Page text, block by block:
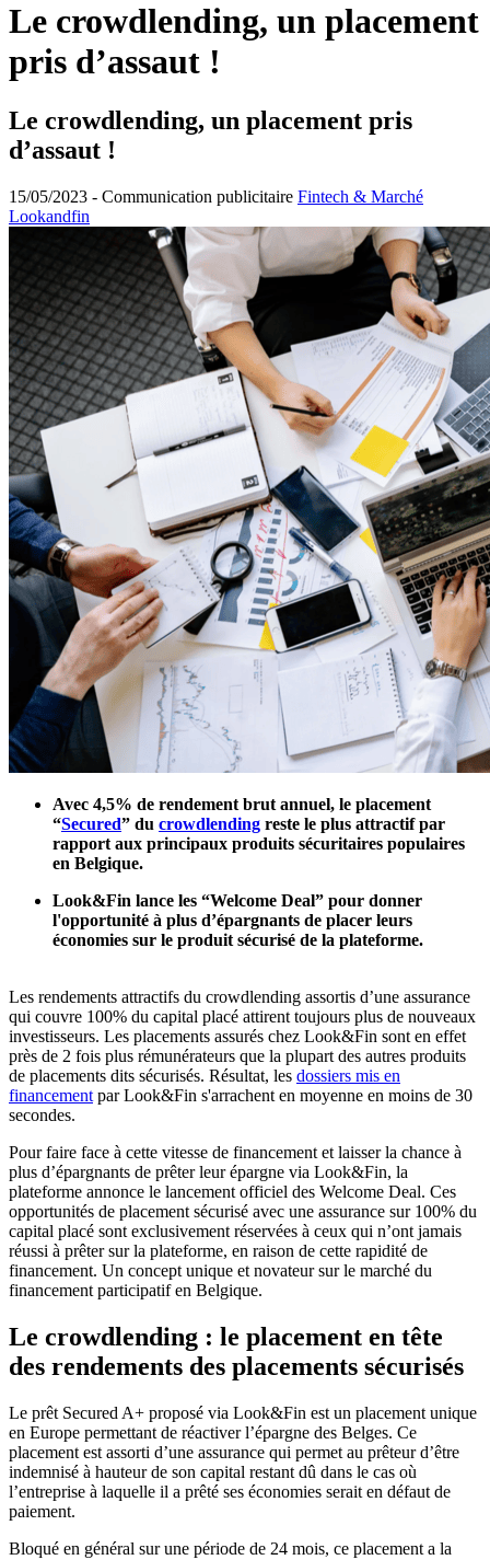
Le crowdlending, un placement
pris d’assaut !
Le crowdlending, un placement pris
d’assaut !
15/05/2023 - Communication publicitaire Fintech & Marché
Lookandfin
Avec 4,5% de rendement brut annuel, le placement
“Secured” du crowdlending reste le plus attractif par
rapport aux principaux produits sécuritaires populaires
en Belgique.
Look&Fin lance les “Welcome Deal” pour donner
l'opportunité à plus d’épargnants de placer leurs
économies sur le produit sécurisé de la plateforme.
Les rendements attractifs du crowdlending assortis d’une assurance
qui couvre 100% du capital placé attirent toujours plus de nouveaux
investisseurs. Les placements assurés chez Look&Fin sont en effet
près de 2 fois plus rémunérateurs que la plupart des autres produits
de placements dits sécurisés. Résultat, les dossiers mis en
financement par Look&Fin s'arrachent en moyenne en moins de 30
secondes.
Pour faire face à cette vitesse de financement et laisser la chance à
plus d’épargnants de prêter leur épargne via Look&Fin, la
plateforme annonce le lancement officiel des Welcome Deal. Ces
opportunités de placement sécurisé avec une assurance sur 100% du
capital placé sont exclusivement réservées à ceux qui n’ont jamais
réussi à prêter sur la plateforme, en raison de cette rapidité de
financement. Un concept unique et novateur sur le marché du
financement participatif en Belgique.
Le crowdlending : le placement en tête
des rendements des placements sécurisés
Le prêt Secured A+ proposé via Look&Fin est un placement unique
en Europe permettant de réactiver l’épargne des Belges. Ce
placement est assorti d’une assurance qui permet au prêteur d’être
indemnisé à hauteur de son capital restant dû dans le cas où
l’entreprise à laquelle il a prêté ses économies serait en défaut de
paiement.
Bloqué en général sur une période de 24 mois, ce placement a la